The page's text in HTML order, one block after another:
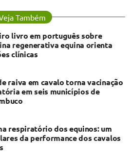
Também
livro em português sobre
regenerativa equina orienta
clínicas
raiva em cavalo torna vacinação
em seis municípios de
respiratório dos equinos: um
da performance dos cavalos